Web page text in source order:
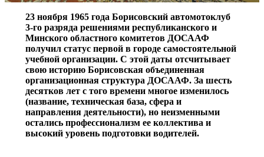
23 ноября 1965 года Борисовский автомотоклуб
3-го разряда решениями республиканского и
Минского областного комитетов ДОСААФ
получил статус первой в городе самостоятельной
учебной организации. С этой даты отсчитывает
свою историю Борисовская объединенная
организационная структура ДОСААФ. За шесть
десятков лет с того времени многое изменилось
(название, техническая база, сфера и
направления деятельности), но неизменными
остались профессионализм ее коллектива и
высокий уровень подготовки водителей.